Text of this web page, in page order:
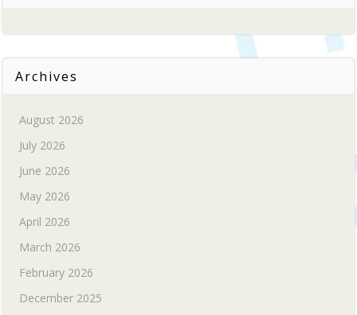
Archives
August 2026
July 2026
June 2026
May 2026
April 2026
March 2026
February 2026
December 2025